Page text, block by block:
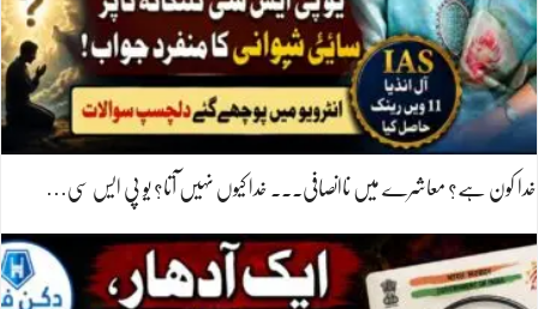
خدا کون ہے؟ معاشرے میں ناانصافی۔۔۔ خدا کیوں نہیں آتا؟ یو پی ایس سی…